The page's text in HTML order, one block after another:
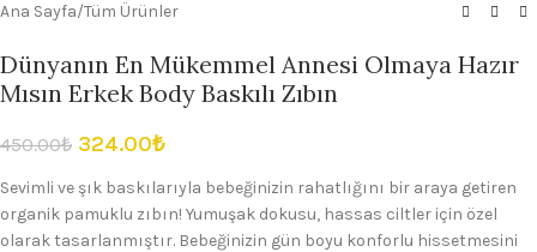
Ana Sayfa/Tüm Ürünler
Dünyanın En Mükemmel Annesi Olmaya Hazır
Mısın Erkek Body Baskılı Zıbın
450.00₺ 324.00₺
Sevimli ve şık baskılarıyla bebeğinizin rahatlığını bir araya getiren
organik pamuklu zıbın! Yumuşak dokusu, hassas ciltler için özel
olarak tasarlanmıştır. Bebeğinizin gün boyu konforlu hissetmesini